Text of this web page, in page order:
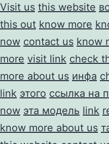
Visit us this website
this out know more
now contact us know
more visit link check
more about us инфа
link этого ссылка на
now эта модель link
know more about us